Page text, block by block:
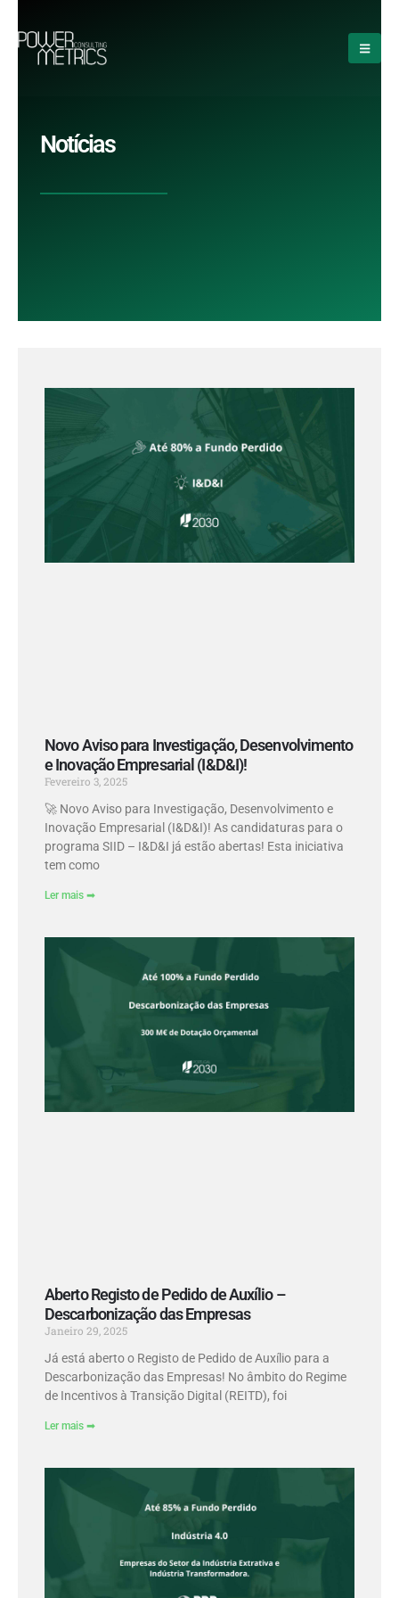
Notícias
Novo Aviso para Investigação, Desenvolvimento
e Inovação Empresarial (I&D&I)!
Fevereiro 3, 2025
🚀 Novo Aviso para Investigação, Desenvolvimento e
Inovação Empresarial (I&D&I)! As candidaturas para o
programa SIID – I&D&I já estão abertas! Esta iniciativa
tem como
Ler mais ➡
Aberto Registo de Pedido de Auxílio –
Descarbonização das Empresas
Janeiro 29, 2025
Já está aberto o Registo de Pedido de Auxílio para a
Descarbonização das Empresas! No âmbito do Regime
de Incentivos à Transição Digital (REITD), foi
Ler mais ➡